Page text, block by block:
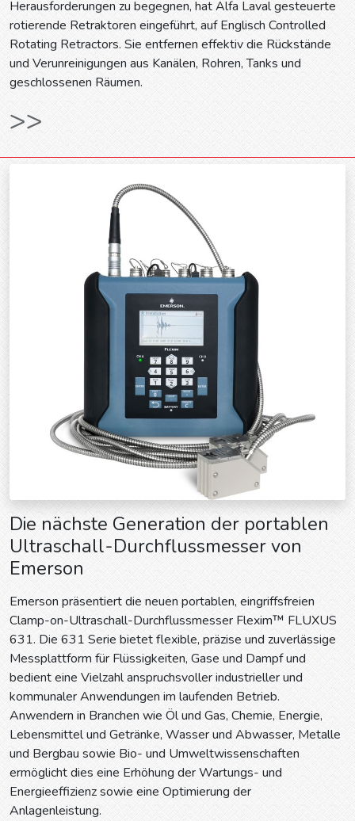
Herausforderungen zu begegnen, hat Alfa Laval gesteuerte
rotierende Retraktoren eingeführt, auf Englisch Controlled
Rotating Retractors. Sie entfernen effektiv die Rückstände
und Verunreinigungen aus Kanälen, Rohren, Tanks und
geschlossenen Räumen.
>>
Die nächste Generation der portablen
Ultraschall-Durchflussmesser von
Emerson
Emerson präsentiert die neuen portablen, eingriffsfreien
Clamp-on-Ultraschall-Durchflussmesser Flexim™ FLUXUS
631. Die 631 Serie bietet flexible, präzise und zuverlässige
Messplattform für Flüssigkeiten, Gase und Dampf und
bedient eine Vielzahl anspruchsvoller industrieller und
kommunaler Anwendungen im laufenden Betrieb.
Anwendern in Branchen wie Öl und Gas, Chemie, Energie,
Lebensmittel und Getränke, Wasser und Abwasser, Metalle
und Bergbau sowie Bio- und Umweltwissenschaften
ermöglicht dies eine Erhöhung der Wartungs- und
Energieeffizienz sowie eine Optimierung der
Anlagenleistung.